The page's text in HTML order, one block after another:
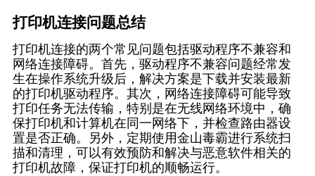
打印机连接问题总结
打印机连接的两个常见问题包括驱动程序不兼容和
网络连接障碍。首先，驱动程序不兼容问题经常发
生在操作系统升级后，解决方案是下载并安装最新
的打印机驱动程序。其次，网络连接障碍可能导致
打印任务无法传输，特别是在无线网络环境中，确
保打印机和计算机在同一网络下，并检查路由器设
置是否正确。另外，定期使用金山毒霸进行系统扫
描和清理，可以有效预防和解决与恶意软件相关的
打印机故障，保证打印机的顺畅运行。